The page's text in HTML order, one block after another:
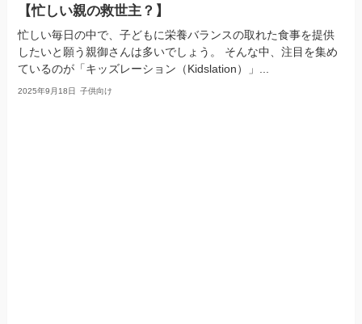
【忙しい親の救世主？】
忙しい毎日の中で、子どもに栄養バランスの取れた食事を提供
したいと願う親御さんは多いでしょう。 そんな中、注目を集め
ているのが「キッズレーション（Kidslation）」...
2025年9月18日 子供向け